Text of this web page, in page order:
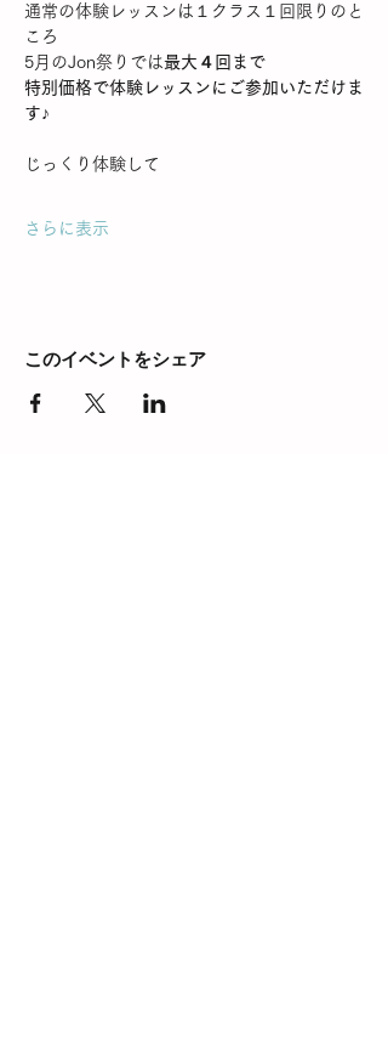
通常の体験レッスンは１クラス１回限りのと
ころ
5月のJon祭りでは最大４回まで
特別価格で体験レッスンにご参加いただけま
す♪
じっくり体験して
さらに表示
このイベントをシェア